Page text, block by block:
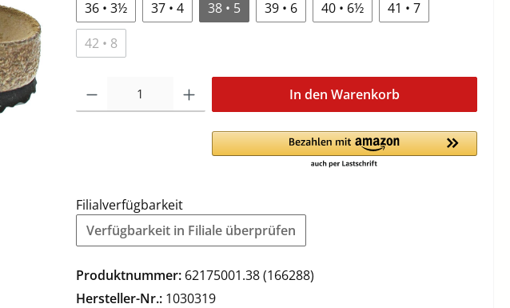
36 • 3½
37 • 4 38 • 5 39 • 6 40 • 6½
41 • 7
42 • 8
In den Warenkorb
Filialverfügbarkeit
Verfügbarkeit in Filiale überprüfen
Produktnummer: 62175001.38 (166288)
Hersteller-Nr.: 1030319